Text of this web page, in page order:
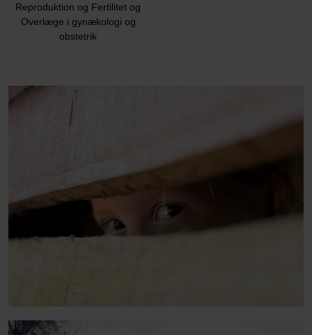
Reproduktion og Fertilitet og
Overlæge i gynækologi og
obstetrik